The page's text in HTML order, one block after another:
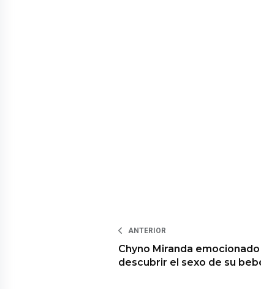
ANTERIOR
Chyno Miranda
descubrir el sexo de su